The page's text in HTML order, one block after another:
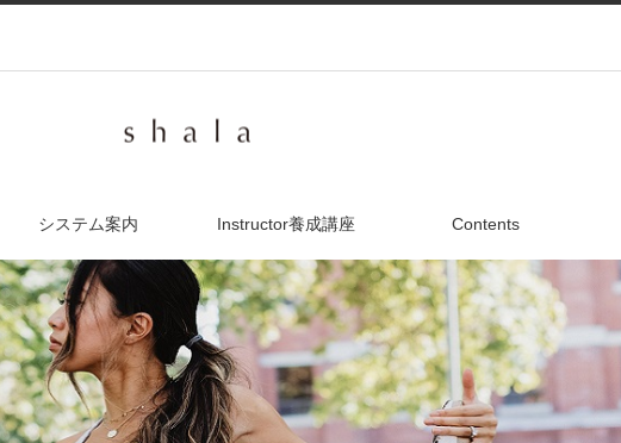
システム案内 Instructor養成講座 Contents